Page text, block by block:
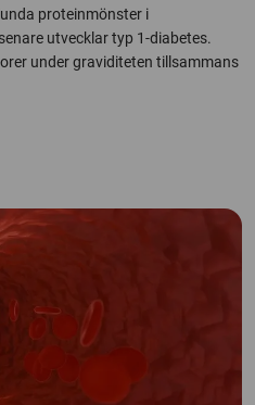
proteinmönster i
utvecklar typ 1-diabetes.
under graviditeten tillsammans